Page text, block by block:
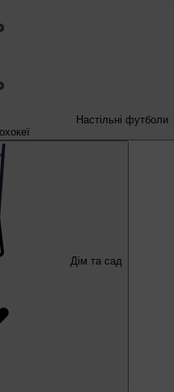
Настільні футболи
Дім та сад